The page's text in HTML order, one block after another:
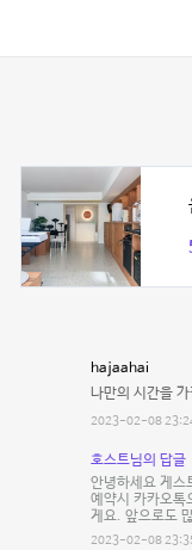
hajaahai
나만의 시간을
2023-02-08
호스트님의 답글
안녕하세요 게스
예약시 카카오톡
게요. 앞으로도
2023-02-08